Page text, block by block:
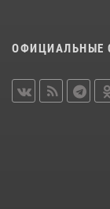
ОФИЦИАЛЬНЫЕ